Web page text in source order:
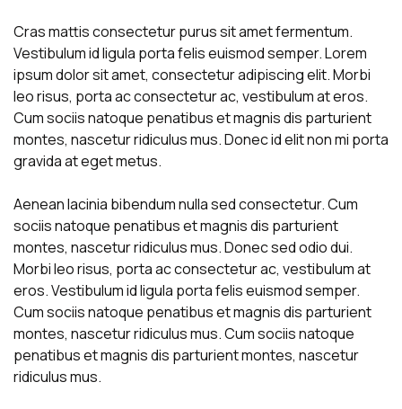
Cras mattis consectetur purus sit amet fermentum.
Vestibulum id ligula porta felis euismod semper. Lorem
ipsum dolor sit amet, consectetur adipiscing elit. Morbi
leo risus, porta ac consectetur ac, vestibulum at eros.
Cum sociis natoque penatibus et magnis dis parturient
montes, nascetur ridiculus mus. Donec id elit non mi porta
gravida at eget metus.
Aenean lacinia bibendum nulla sed consectetur. Cum
sociis natoque penatibus et magnis dis parturient
montes, nascetur ridiculus mus. Donec sed odio dui.
Morbi leo risus, porta ac consectetur ac, vestibulum at
eros. Vestibulum id ligula porta felis euismod semper.
Cum sociis natoque penatibus et magnis dis parturient
montes, nascetur ridiculus mus. Cum sociis natoque
penatibus et magnis dis parturient montes, nascetur
ridiculus mus.